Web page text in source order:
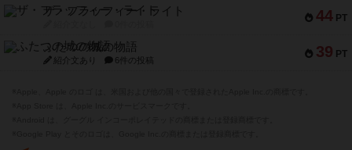
44 PT
ザ・フラッフィー・ライト
39 PT
ふたつの城の物語
紹介文あり 6件の投稿